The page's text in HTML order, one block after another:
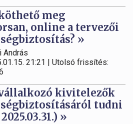
meg
online a tervezői
»
András
21:21 | Utolsó frissítés:
kivitelezők
tudni
»